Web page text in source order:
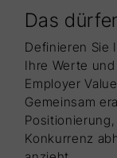
Das
Definieren Sie
Ihre Werte
Employer
Gemeinsam
Konkurrenz